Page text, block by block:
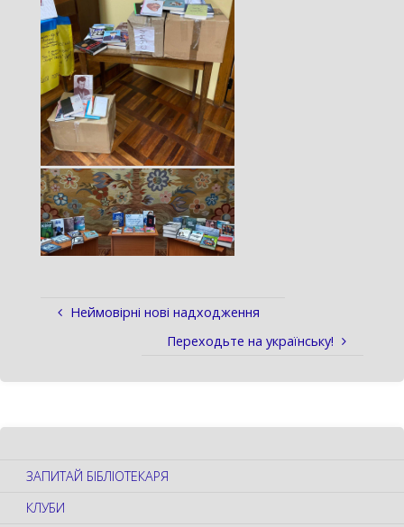
Неймовірні нові надходження
Переходьте на українську!
ЗАПИТАЙ БІБЛІОТЕКАРЯ
КЛУБИ